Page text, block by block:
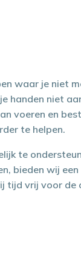
waar je niet
handen niet
voeren en
te helpen.
te
bieden wij een
tijd vrij voor de